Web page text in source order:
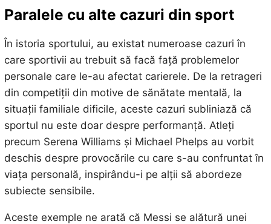
Paralele cu alte cazuri din sport
În istoria sportului, au existat numeroase cazuri în
care sportivii au trebuit să facă față problemelor
personale care le-au afectat carierele. De la retrageri
din competiții din motive de sănătate mentală, la
situații familiale dificile, aceste cazuri subliniază că
sportul nu este doar despre performanță. Atleți
precum Serena Williams și Michael Phelps au vorbit
deschis despre provocările cu care s-au confruntat în
viața personală, inspirându-i pe alții să abordeze
subiecte sensibile.
Aceste exemple ne arată că Messi se alătură unei